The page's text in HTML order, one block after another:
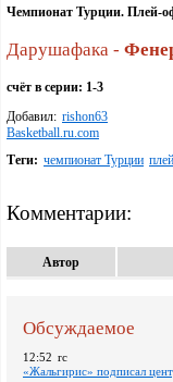
Чемпионат Турции. Плей-
Дарушафака -
счёт в серии: 1-3
Добавил: rishon63
Basketball.ru.com
Теги: чемпионат Турции
Комментарии:
Автор
Обсуждаемое
12:52 rc
«Жальгирис» подписал